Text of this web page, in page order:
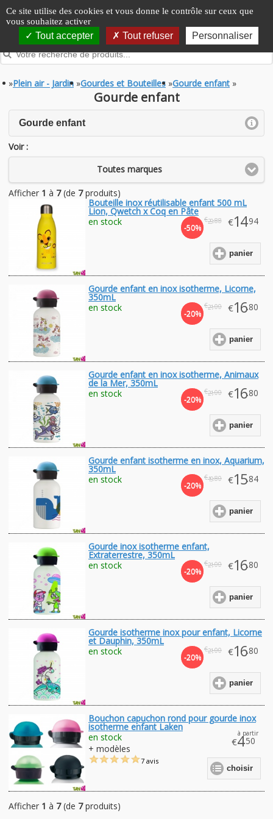
Panneau de gestion des cookies
Ce site utilise des cookies et vous donne le contrôle sur ceux que
vous souhaitez activer
Tout accepter Tout refuser Personnaliser
»Plein air - Jardin »Gourdes et Bouteilles »Gourde enfant »
Gourde enfant
Gourde enfant
Voir :
Toutes marques
Afficher 1 à 7(de 7produits)
Bouteille inox réutilisable enfant 500 mL
Lion, Qwetch x Coq en Pâte
-50%
€29.88 €14.94
en stock
panier
Gourde enfant en inox isotherme, Licorne,
350mL
-20%
€21.00 €16.80
en stock
panier
Gourde enfant en inox isotherme, Animaux
de la Mer, 350mL
-20%
€21.00 €16.80
en stock
panier
Gourde enfant isotherme en inox, Aquarium,
350mL
-20%
€19.80 €15.84
en stock
panier
Gourde inox isotherme enfant,
Extraterrestre, 350mL
-20%
€21.00 €16.80
en stock
panier
Gourde isotherme inox pour enfant, Licorne
et Dauphin, 350mL
-20%
€21.00 €16.80
en stock
panier
Bouchon capuchon rond pour gourde inox
isotherme enfant Laken
à partir
€4.50
en stock
+ modèles
choisir
7 avis
Afficher 1 à 7(de 7produits)